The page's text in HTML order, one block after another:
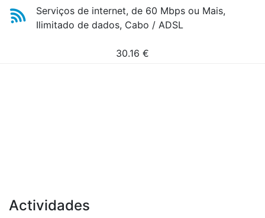
Serviços de internet, de 60 Mbps ou Mais,
Ilimitado de dados, Cabo / ADSL
30.16 €
Actividades